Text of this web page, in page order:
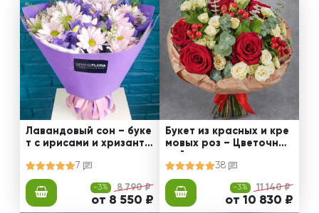
Лавандовый сон – буке
т с ирисами и хризанте
7
-3% 8 790 ₽
от 8 550 ₽
Букет из красных и кре
мовых роз – Цветочный
38
-3% 11 140 ₽
от 10 830 ₽